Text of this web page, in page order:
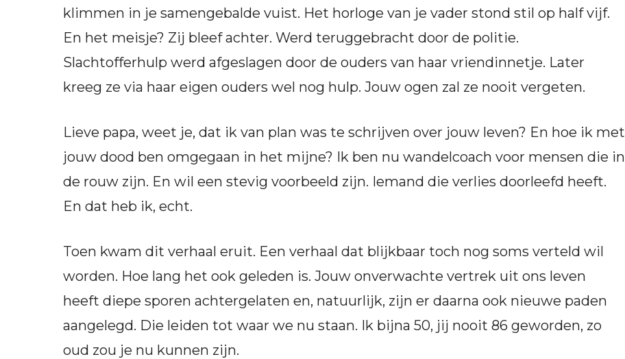
klimmen in je samengebalde vuist. Het horloge van je vader stond stil op half vijf.
En het meisje? Zij bleef achter. Werd teruggebracht door de politie.
Slachtofferhulp werd afgeslagen door de ouders van haar vriendinnetje. Later
kreeg ze via haar eigen ouders wel nog hulp. Jouw ogen zal ze nooit vergeten.
Lieve papa, weet je, dat ik van plan was te schrijven over jouw leven? En hoe ik met
jouw dood ben omgegaan in het mijne? Ik ben nu wandelcoach voor mensen die in
de rouw zijn. En wil een stevig voorbeeld zijn. Iemand die verlies doorleefd heeft.
En dat heb ik, echt.
Toen kwam dit verhaal eruit. Een verhaal dat blijkbaar toch nog soms verteld wil
worden. Hoe lang het ook geleden is. Jouw onverwachte vertrek uit ons leven
heeft diepe sporen achtergelaten en, natuurlijk, zijn er daarna ook nieuwe paden
aangelegd. Die leiden tot waar we nu staan. Ik bijna 50, jij nooit 86 geworden, zo
oud zou je nu kunnen zijn.